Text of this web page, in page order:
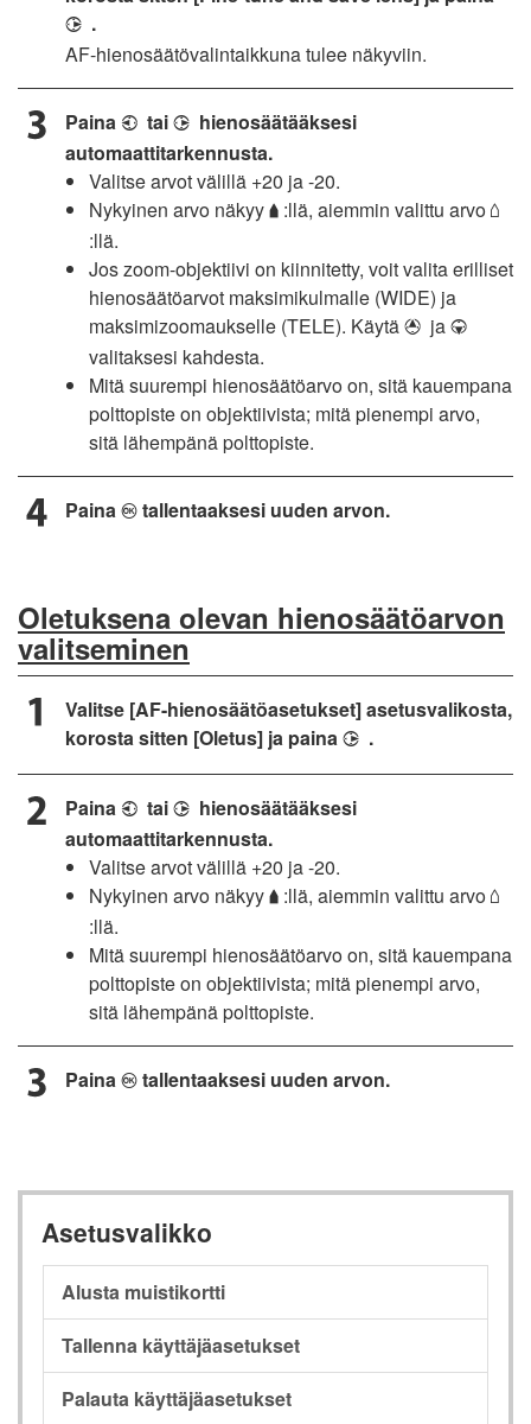
2 .
AF-hienosäätövalintaikkuna tulee näkyviin.
Paina 4 tai 2 hienosäätääksesi
automaattitarkennusta.
Valitse arvot välillä +20 ja -20.
Nykyinen arvo näkyy g :llä, aiemmin valittu arvo s
:llä.
Jos zoom-objektiivi on kiinnitetty, voit valita erilliset
hienosäätöarvot maksimikulmalle (WIDE) ja
maksimizoomaukselle (TELE). Käytä 1 ja 3
valitaksesi kahdesta.
Mitä suurempi hienosäätöarvo on, sitä kauempana
polttopiste on objektiivista; mitä pienempi arvo,
sitä lähempänä polttopiste.
Paina J tallentaaksesi uuden arvon.
Oletuksena olevan hienosäätöarvon
valitseminen
Valitse [AF-hienosäätöasetukset] asetusvalikosta,
korosta sitten [Oletus] ja paina 2 .
Paina 4 tai 2 hienosäätääksesi
automaattitarkennusta.
Valitse arvot välillä +20 ja -20.
Nykyinen arvo näkyy g :llä, aiemmin valittu arvo s
:llä.
Mitä suurempi hienosäätöarvo on, sitä kauempana
polttopiste on objektiivista; mitä pienempi arvo,
sitä lähempänä polttopiste.
Paina J tallentaaksesi uuden arvon.
Asetusvalikko
Alusta muistikortti
Tallenna käyttäjäasetukset
Palauta käyttäjäasetukset